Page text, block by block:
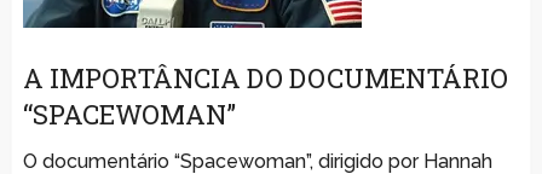
A IMPORTÂNCIA DO DOCUMENTÁRIO
“SPACEWOMAN”
O documentário “Spacewoman”, dirigido por Hannah